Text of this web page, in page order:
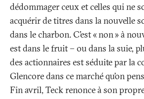
dédommager ceux et celles qui ne
acquérir de titres dans la nouvelle
dans le charbon. C’est «non» à
est dans le fruit – ou dans la suie,
des actionnaires est séduite par la
Glencore dans ce marché qu’on
Fin avril, Teck renonce à son